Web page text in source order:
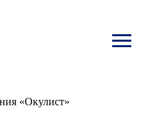
«Окулист»